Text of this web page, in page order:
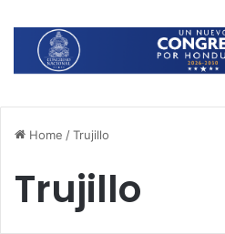
Home /Trujillo
Trujillo